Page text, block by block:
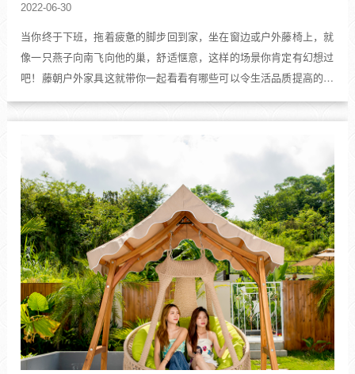
2022-06-30
当你终于下班，拖着疲惫的脚步回到家，坐在窗边或户外藤椅上，就
像一只燕子向南飞向他的巢，舒适惬意，这样的场景你肯定有幻想过
吧！藤朝户外家具这就带你一起看看有哪些可以令生活品质提高的户